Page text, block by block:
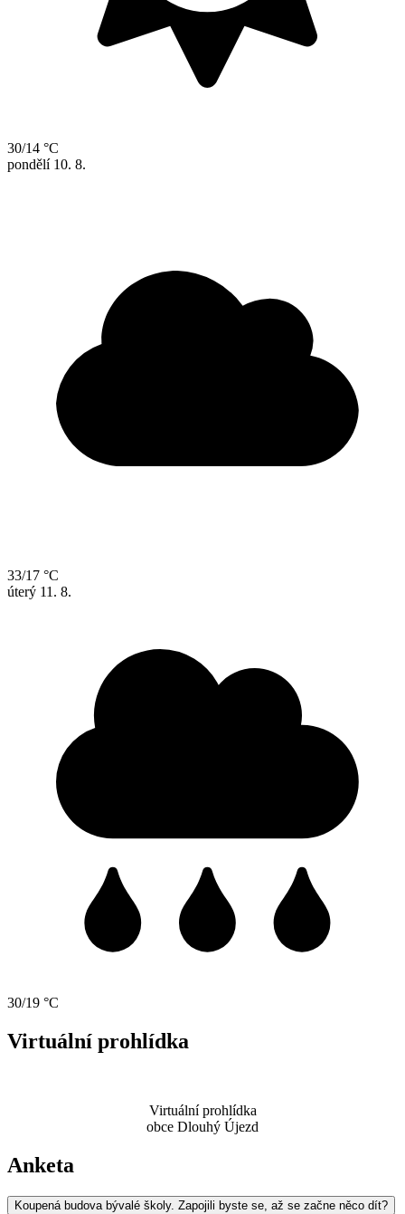
30/14 °C
pondělí 10. 8.
33/17 °C
úterý 11. 8.
30/19 °C
Virtuální prohlídka
Virtuální prohlídka
obce Dlouhý Újezd
Anketa
Koupená budova bývalé školy. Zapojili byste se, až se začne něco dít?